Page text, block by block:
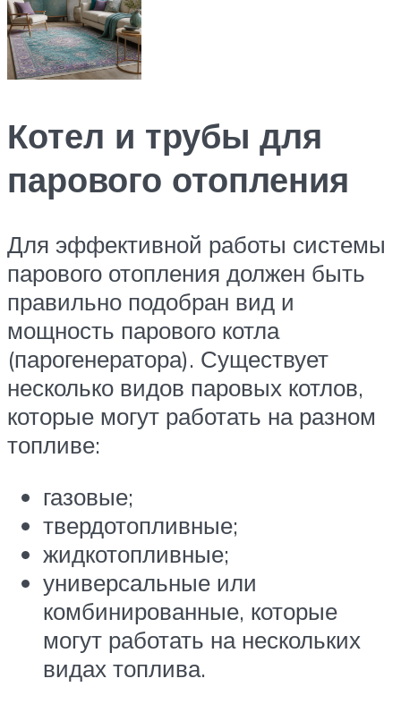
Котел и трубы для
парового отопления
Для эффективной работы системы
парового отопления должен быть
правильно подобран вид и
мощность парового котла
(парогенератора). Существует
несколько видов паровых котлов,
которые могут работать на разном
топливе:
газовые;
твердотопливные;
жидкотопливные;
универсальные или
комбинированные, которые
могут работать на нескольких
видах топлива.